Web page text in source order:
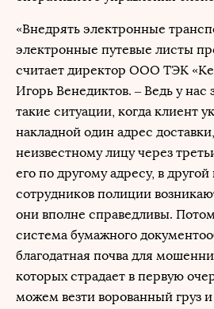
«Внедрять электронные
электронные путевые листы
считает директор ООО ТЭК
Игорь Венедиктов. – Ведь у нас
такие ситуации, когда клиент
накладной один адрес
неизвестному лицу через
его по другому адресу, в другой
сотрудников полиции
они вполне справедливы.
система бумажного
благодатная почва для
которых страдает в первую
можем везти ворованный груз